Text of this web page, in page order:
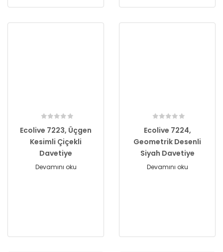
Ecolive 7223, Üçgen
Kesimli Çiçekli
Davetiye
Devamını oku
Ecolive 7224,
Geometrik Desenli
Siyah Davetiye
Devamını oku